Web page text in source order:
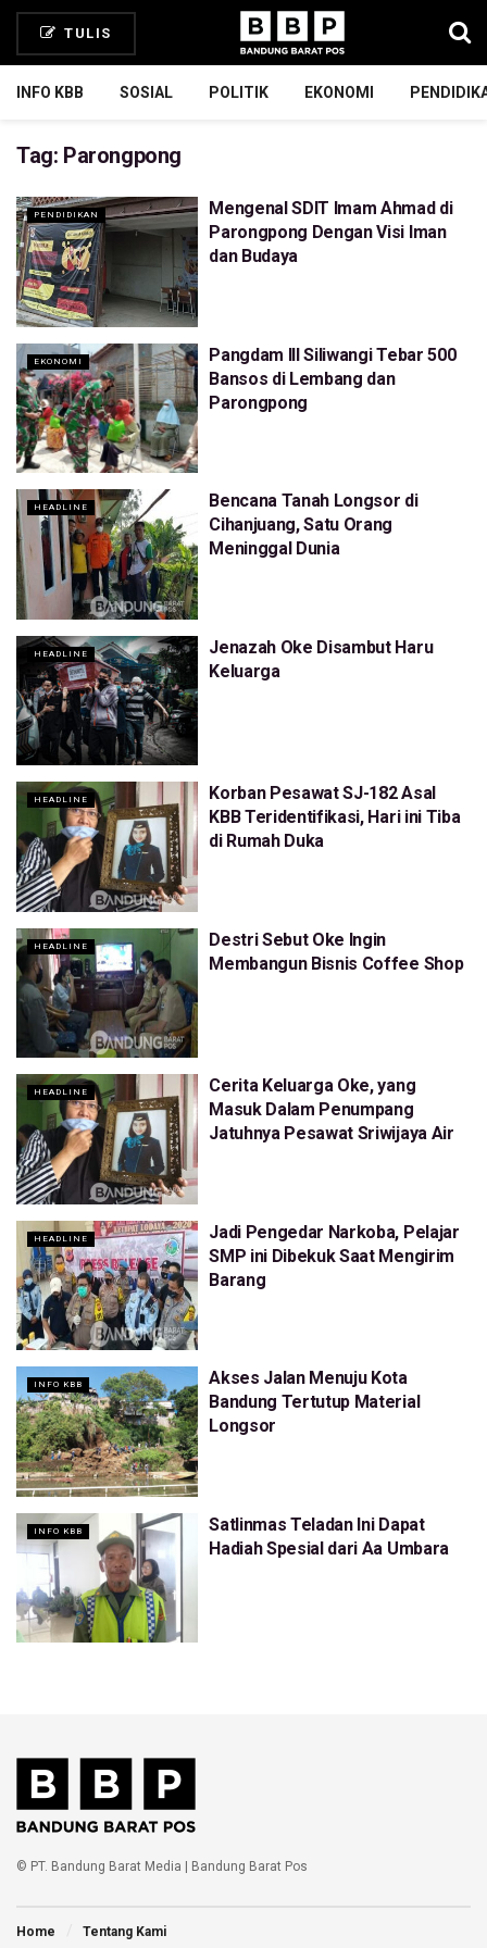
TULIS
INFO KBB SOSIAL POLITIK EKONOMI
Tag: Parongpong
PENDIDIKAN
Mengenal SDIT Imam Ahmad di
Parongpong Dengan Visi Iman
dan Budaya
EKONOMI
Pangdam III Siliwangi Tebar 500
Bansos di Lembang dan
Parongpong
HEADLINE
Bencana Tanah Longsor di
Cihanjuang, Satu Orang
Meninggal Dunia
HEADLINE
Jenazah Oke Disambut Haru
Keluarga
HEADLINE
Korban Pesawat SJ-182 Asal
KBB Teridentifikasi, Hari ini Tiba
di Rumah Duka
HEADLINE
Destri Sebut Oke Ingin
Membangun Bisnis Coffee Shop
HEADLINE
Cerita Keluarga Oke, yang
Masuk Dalam Penumpang
Jatuhnya Pesawat Sriwijaya Air
HEADLINE
Jadi Pengedar Narkoba, Pelajar
SMP ini Dibekuk Saat Mengirim
Barang
INFO KBB
Akses Jalan Menuju Kota
Bandung Tertutup Material
Longsor
INFO KBB
Satlinmas Teladan Ini Dapat
Hadiah Spesial dari Aa Umbara
© PT. Bandung Barat Media | Bandung Barat Pos
Home Tentang Kami